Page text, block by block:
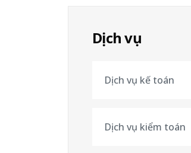
Dịch vụ
Dịch vụ kế toán
Dịch vụ kiểm toán